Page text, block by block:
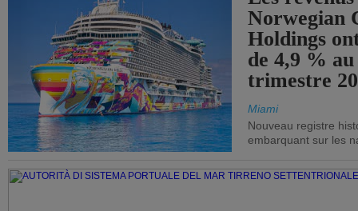
Norwegian
Holdings
de 4,9 %
trimestre
Miami
Nouveau registre
embarquant sur les